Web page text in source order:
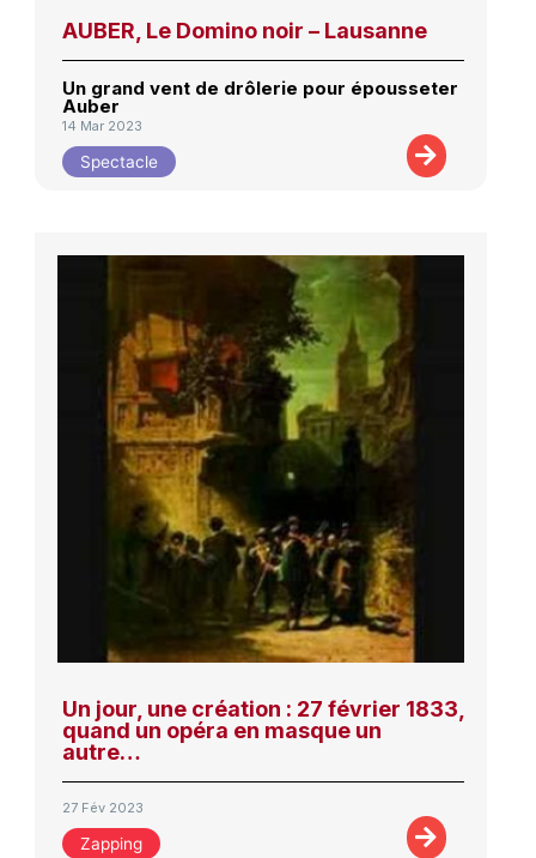
AUBER, Le Domino noir – Lausanne
Un grand vent de drôlerie pour épousseter
Auber
14 Mar 2023
Spectacle
Un jour, une création : 27 février 1833,
quand un opéra en masque un
autre…
27 Fév 2023
Zapping